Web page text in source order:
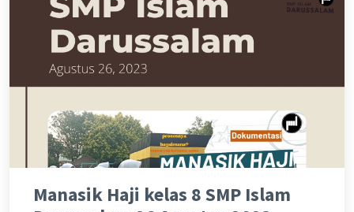
Manasik Haji kelas 8 SMP Islam